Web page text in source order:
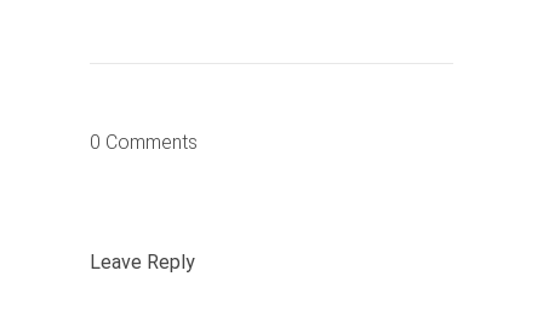
0 Comments
Leave Reply